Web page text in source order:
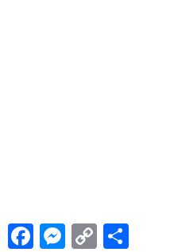
Facebook
Messenger
Copy